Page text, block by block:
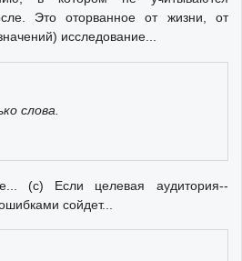
Это оторванное от жизни, от
исследование...
слова.
(с) Если целевая аудитория--
сойдет...